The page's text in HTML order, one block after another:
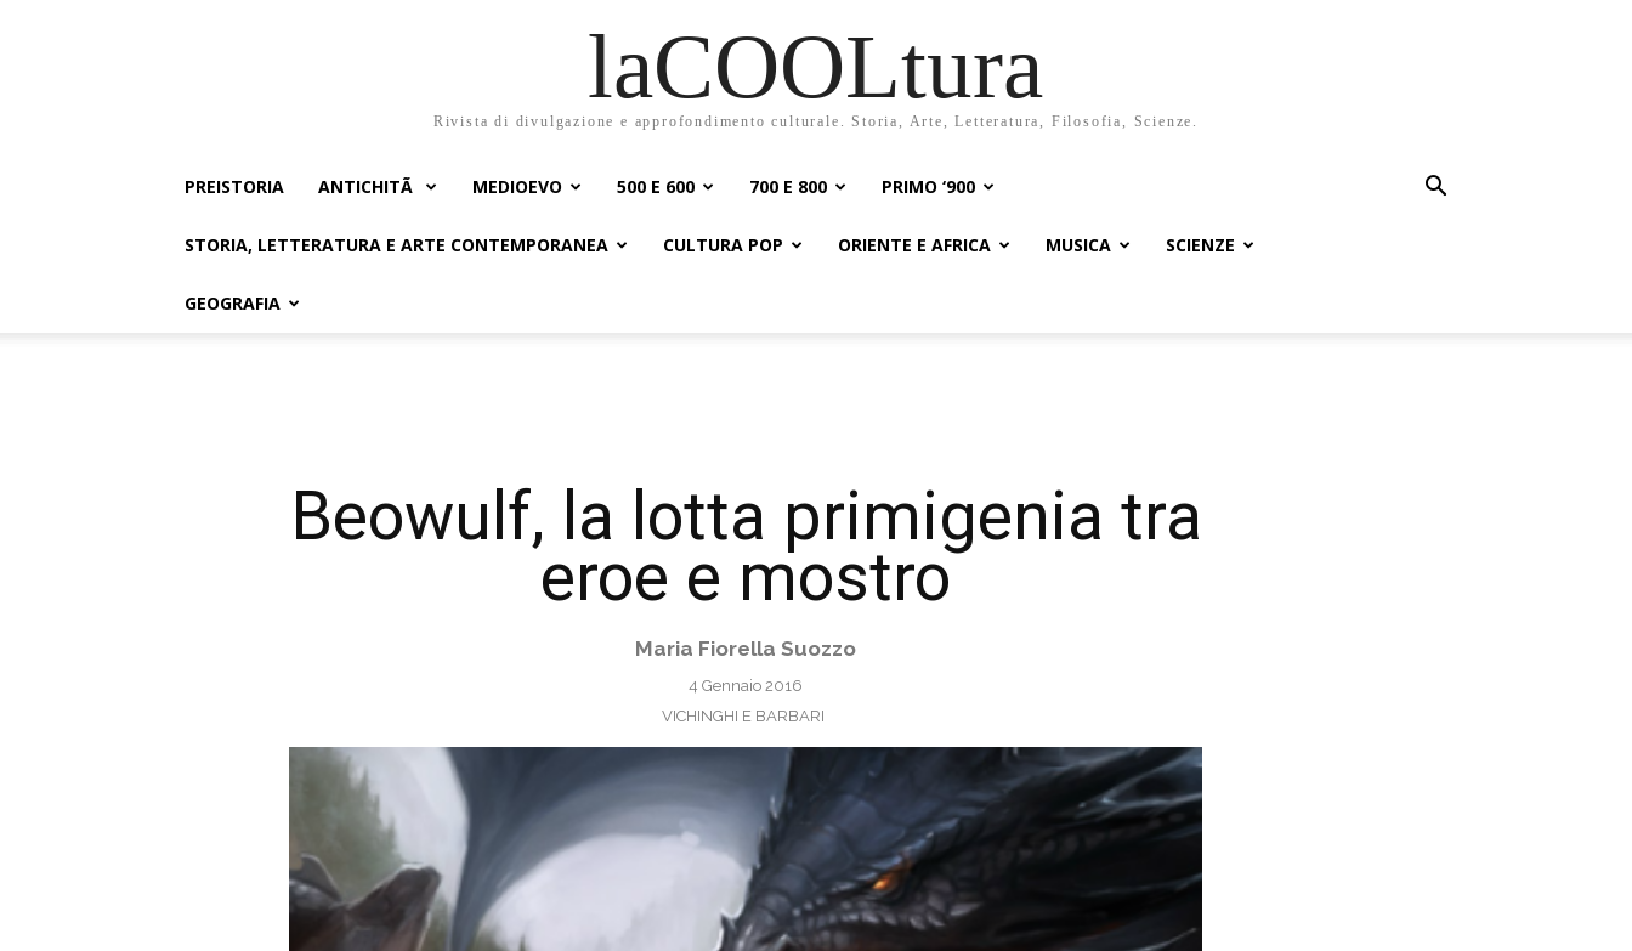
laCOOLtura
Rivista di divulgazione e approfondimento culturale. Storia, Arte, Letteratura, Filosofia, Scienze.
PREISTORIA ANTICHITÃ MEDIOEVO 500 E 600 700 E 800 PRIMO ‘900
STORIA, LETTERATURA E ARTE CONTEMPORANEA CULTURA POP ORIENTE E AFRICA MUSICA SCIENZE
GEOGRAFIA
Beowulf, la lotta primigenia tra
eroe e mostro
Maria Fiorella Suozzo
4 Gennaio 2016
VICHINGHI E BARBARI